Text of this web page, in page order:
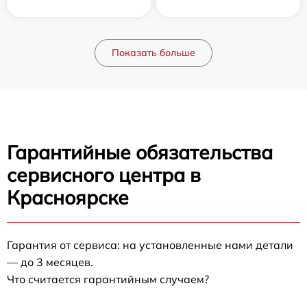
Показать больше
Гарантийные обязательства
сервисного центра в
Красноярске
Гарантия от сервиса: на установленные нами детали
— до 3 месяцев.
Что считается гарантийным случаем?